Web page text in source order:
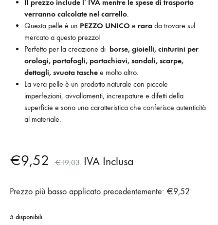
Il prezzo include l‘ IVA mentre le spese di trasporto
verranno calcolate nel carrello.
Questa pelle è un PEZZO UNICO e rara da trovare sul
mercato a questo prezzo!
Perfetto per la creazione di borse, gioielli, cinturini per
orologi, portafogli, portachiavi, sandali, scarpe,
dettagli, svuota tasche e molto altro.
La vera pelle è un prodotto naturale con piccole
imperfezioni, avvallamenti, increspature e difetti della
superficie e sono una caratteristica che conferisce autenticità
al materiale.
€9,52 €19,03 IVA Inclusa
Prezzo più basso applicato precedentemente: €9,52
5 disponibili